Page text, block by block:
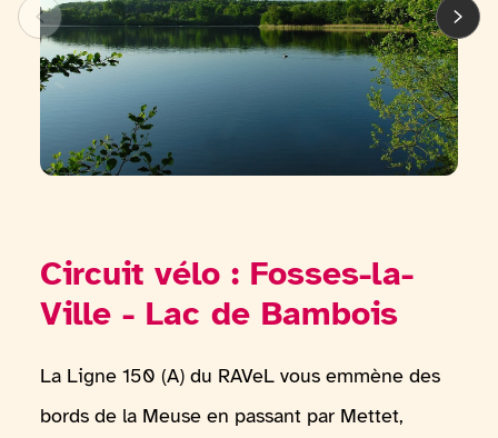
Circuit vélo : Fosses-la-
Ville - Lac de Bambois
La Ligne 150 (A) du RAVeL vous emmène des
bords de la Meuse en passant par Mettet,